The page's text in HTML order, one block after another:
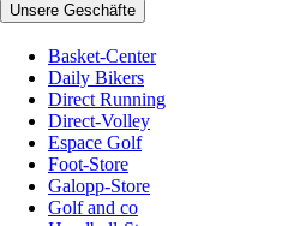
Unsere Geschäfte
Basket-Center
Daily Bikers
Direct Running
Direct-Volley
Espace Golf
Foot-Store
Galopp-Store
Golf and co